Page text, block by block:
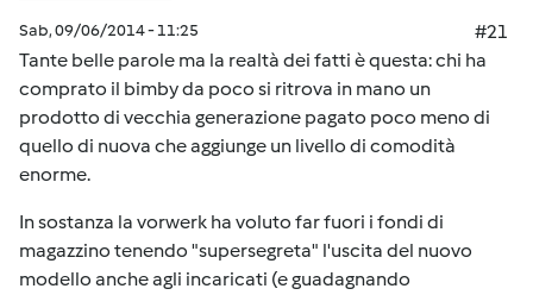
Sab, 09/06/2014 - 11:25
#21
Tante belle parole ma la realtà dei fatti è questa: chi ha
comprato il bimby da poco si ritrova in mano un
prodotto di vecchia generazione pagato poco meno di
quello di nuova che aggiunge un livello di comodità
enorme.
In sostanza la vorwerk ha voluto far fuori i fondi di
magazzino tenendo "supersegreta" l'uscita del nuovo
modello anche agli incaricati (e guadagnando